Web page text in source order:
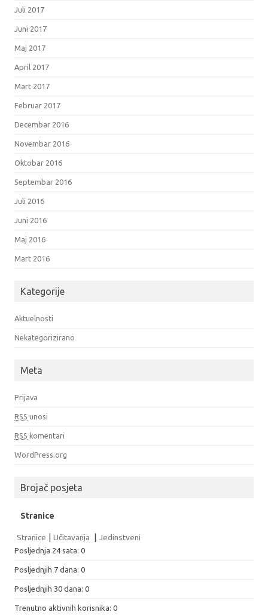
Juli 2017
Juni 2017
Maj 2017
April 2017
Mart 2017
Februar 2017
Decembar 2016
Novembar 2016
Oktobar 2016
Septembar 2016
Juli 2016
Juni 2016
Maj 2016
Mart 2016
Kategorije
Aktuelnosti
Nekategorizirano
Meta
Prijava
RSS unosi
RSS komentari
WordPress.org
Brojač posjeta
Stranice
Stranice Učitavanja Jedinstveni
Posljednja 24 sata: 0
Posljednjih 7 dana: 0
Posljednjih 30 dana: 0
Trenutno aktivnih korisnika: 0